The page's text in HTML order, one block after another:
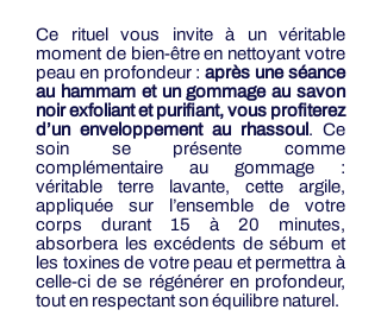
Ce rituel vous invite à un véritable
moment de bien-être en nettoyant votre
peau en profondeur :après une séance
au hammam et un gommage au savon
noir exfoliant et purifiant, vous profiterez
d’un enveloppement au rhassoul . Ce
soin se présente comme
complémentaire au gommage :
véritable terre lavante, cette argile,
appliquée sur l’ensemble de votre
corps durant 15 à 20 minutes,
absorbera les excédents de sébum et
les toxines de votre peau et permettra à
celle-ci de se régénérer en profondeur,
tout en respectant son équilibre naturel.